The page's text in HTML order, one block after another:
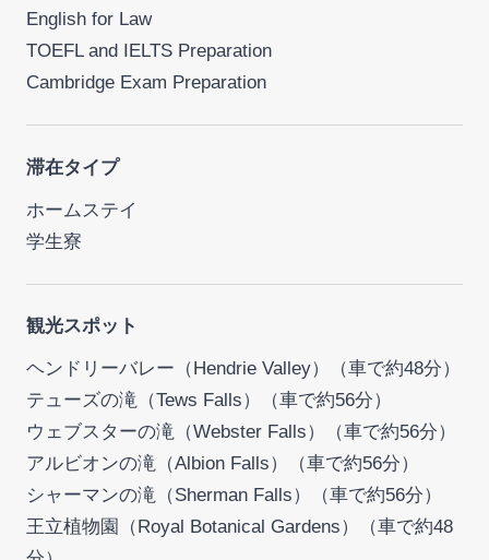
English for Law
TOEFL and IELTS Preparation
Cambridge Exam Preparation
滞在タイプ
ホームステイ
学生寮
観光スポット
ヘンドリーバレー（Hendrie Valley）（車で約48分）
テューズの滝（Tews Falls）（車で約56分）
ウェブスターの滝（Webster Falls）（車で約56分）
アルビオンの滝（Albion Falls）（車で約56分）
シャーマンの滝（Sherman Falls）（車で約56分）
王立植物園（Royal Botanical Gardens）（車で約48